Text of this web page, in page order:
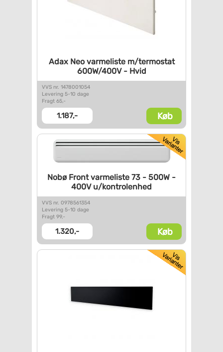
Adax Neo varmelistem/termostat
600W/400V - Hvid
VVS nr. 1478001054
Levering 5-10 dage
Fragt 65,-
1.187,- Køb
Nobø Front varmeliste 73 - 500W -
400V u/kontrolenhed
VVS nr. 0978561354
Levering 5-10 dage
Fragt 99,-
1.320,- Køb